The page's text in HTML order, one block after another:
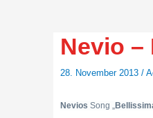
Nevio
28. November 2013 /
Nevios Song „